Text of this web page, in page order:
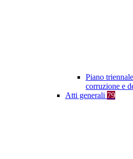
Piano
corruzione e
Atti generali 79